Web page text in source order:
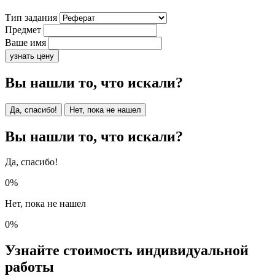
Тип задания
Предмет
Ваше имя
узнать цену
Вы нашли то, что искали?
Да, спасибо! Нет, пока не нашел
Вы нашли то, что искали?
Да, спасибо!
0%
Нет, пока не нашел
0%
Узнайте стоимость индивидуальной
работы